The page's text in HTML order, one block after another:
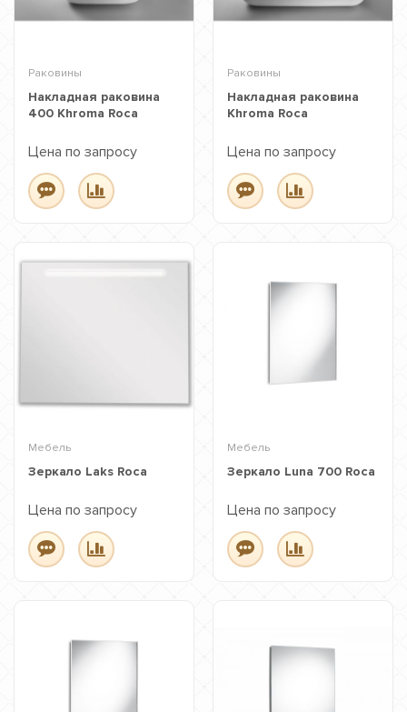
Раковины
Накладная раковина
400 Khroma Roca
Цена по запросу
Раковины
Накладная раковина
Khroma Roca
Цена по запросу
Мебель
Зеркало Laks Roca
Цена по запросу
Мебель
Зеркало Luna 700 Roca
Цена по запросу